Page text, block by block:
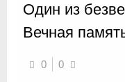
Один из
Вечная
0 0